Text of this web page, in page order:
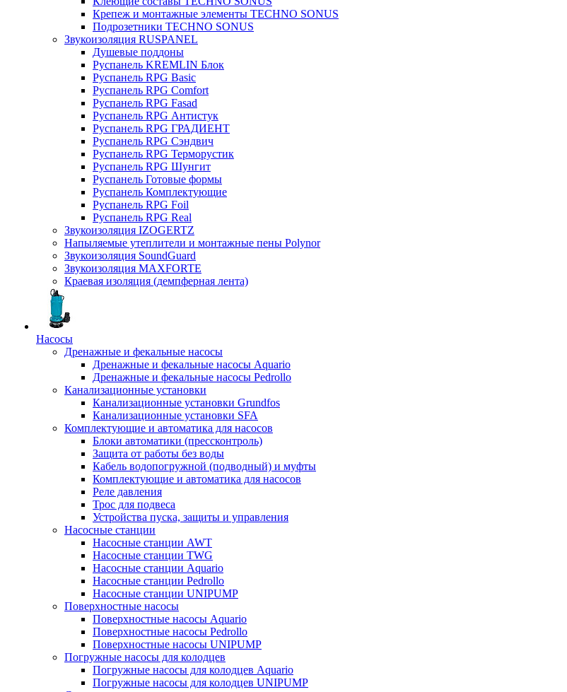
Крепеж и монтажные элементы TECHNO SONUS
Подрозетники TECHNO SONUS
Звукоизоляция RUSPANEL
Душевые поддоны
Руспанель KREMLIN Блок
Руспанель RPG Basic
Руспанель RPG Comfort
Руспанель RPG Fasad
Руспанель RPG Антистук
Руспанель RPG ГРАДИЕНТ
Руспанель RPG Сэндвич
Руспанель RPG Терморустик
Руспанель RPG Шунгит
Руспанель Готовые формы
Руспанель Комплектующие
Руспанель RPG Foil
Руспанель RPG Real
Звукоизоляция IZOGERTZ
Напыляемые утеплители и монтажные пены Polynor
Звукоизоляция SoundGuard
Звукоизоляция MAXFORTE
Краевая изоляция (демпферная лента)
Насосы
Дренажные и фекальные насосы
Дренажные и фекальные насосы Aquario
Дренажные и фекальные насосы Pedrollo
Канализационные установки
Канализационные установки Grundfos
Канализационные установки SFA
Комплектующие и автоматика для насосов
Блоки автоматики (прессконтроль)
Защита от работы без воды
Кабель водопогружной (подводный) и муфты
Комплектующие и автоматика для насосов
Реле давления
Трос для подвеса
Устройства пуска, защиты и управления
Насосные станции
Насосные станции AWT
Насосные станции TWG
Насосные станции Aquario
Насосные станции Pedrollo
Насосные станции UNIPUMP
Поверхностные насосы
Поверхностные насосы Aquario
Поверхностные насосы Pedrollo
Поверхностные насосы UNIPUMP
Погружные насосы для колодцев
Погружные насосы для колодцев Aquario
Погружные насосы для колодцев UNIPUMP